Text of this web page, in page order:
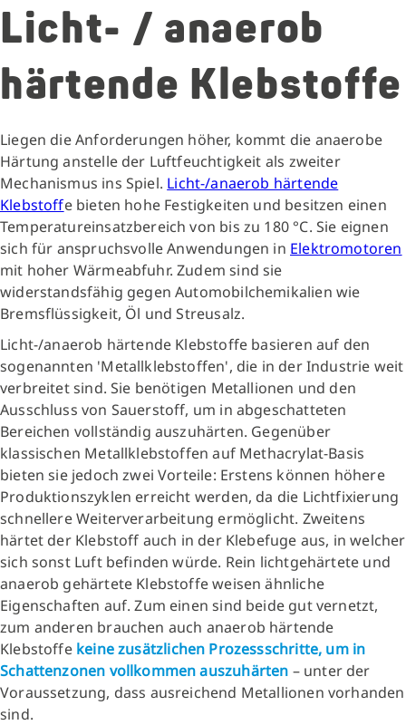
Licht- / anaerob
härtende Klebstoffe
Liegen die Anforderungen höher, kommt die anaerobe
Härtung anstelle der Luftfeuchtigkeit als zweiter
Mechanismus ins Spiel. Licht-/anaerob härtende
Klebstoffe bieten hohe Festigkeiten und besitzen einen
Temperatureinsatzbereich von bis zu 180 °C. Sie eignen
sich für anspruchsvolle Anwendungen in Elektromotoren
mit hoher Wärmeabfuhr. Zudem sind sie
widerstandsfähig gegen Automobilchemikalien wie
Bremsflüssigkeit, Öl und Streusalz.
Licht-/anaerob härtende Klebstoffe basieren auf den
sogenannten 'Metallklebstoffen', die in der Industrie weit
verbreitet sind. Sie benötigen Metallionen und den
Ausschluss von Sauerstoff, um in abgeschatteten
Bereichen vollständig auszuhärten. Gegenüber
klassischen Metallklebstoffen auf Methacrylat-Basis
bieten sie jedoch zwei Vorteile: Erstens können höhere
Produktionszyklen erreicht werden, da die Lichtfixierung
schnellere Weiterverarbeitung ermöglicht. Zweitens
härtet der Klebstoff auch in der Klebefuge aus, in welcher
sich sonst Luft befinden würde. Rein lichtgehärtete und
anaerob gehärtete Klebstoffe weisen ähnliche
Eigenschaften auf. Zum einen sind beide gut vernetzt,
zum anderen brauchen auch anaerob härtende
Klebstoffe keine zusätzlichen Prozessschritte, um in
Schattenzonen vollkommen auszuhärten – unter der
Voraussetzung, dass ausreichend Metallionen vorhanden
sind.